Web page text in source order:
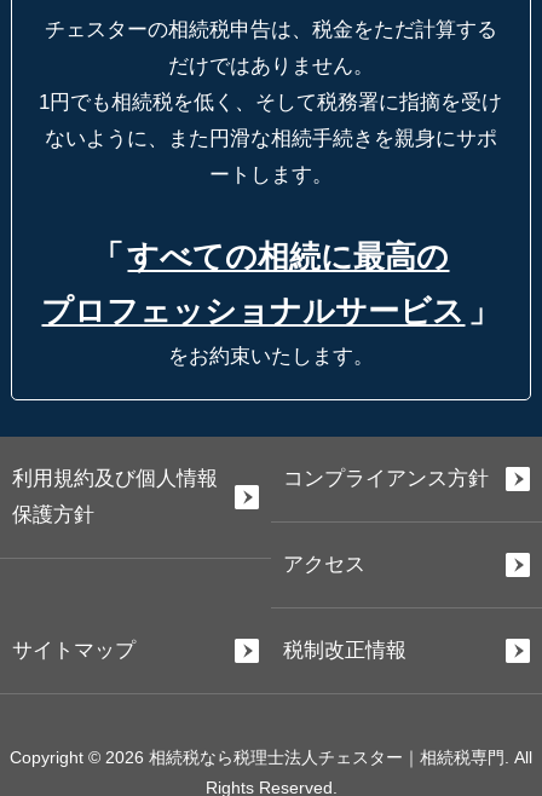
チェスターの相続税申告は、税金をただ計算する
だけではありません。
1円でも相続税を低く、そして税務署に指摘を受け
ないように、
また円滑な相続手続きを親身にサポ
ートします。
「 すべての相続に最高の
プロフェッショナルサービス 」
をお約束いたします。
利用規約及び個人情報
保護方針
コンプライアンス方針
アクセス
サイトマップ 税制改正情報
Copyright © 2026 相続税なら税理士法人チェスター｜相続税専門. All
Rights Reserved.